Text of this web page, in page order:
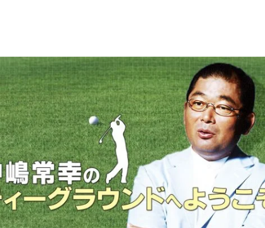
お知らせ
イベント・グッズ
YouTube
会社情報